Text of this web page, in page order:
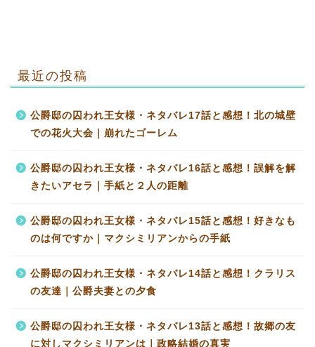
最近の投稿
公爵邸の囚われ王女様・ネタバレ17話と感想！北の城壁
での花火大会｜崩れたゴーレム
公爵邸の囚われ王女様・ネタバレ16話と感想！誤解を解
きたいアセラ｜手紙と２人の距離
公爵邸の囚われ王女様・ネタバレ15話と感想！好きなも
のは何ですか｜マクシミリアンからの手紙
公爵邸の囚われ王女様・ネタバレ14話と感想！クラリス
の友達｜公爵夫妻との夕食
公爵邸の囚われ王女様・ネタバレ13話と感想！故郷の友
に対しマクシミリアンは｜政略結婚の真実